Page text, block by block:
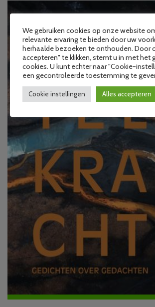
We gebruiken cookies op onze website
relevante ervaring te bieden door uw
herhaalde bezoeken te onthouden. Door
accepteren" te klikken, stemt u in met het
cookies. U kunt echter naar "Cookie-
een gecontroleerde toestemming te
Cookie instellingen Alles accepteren